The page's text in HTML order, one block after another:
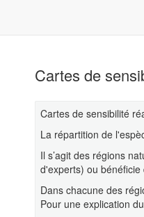
Cartes de
Cartes de sensibilité
La répartition de
Il s’agit des régions
d'experts) ou
Dans chacune des
Pour une explication